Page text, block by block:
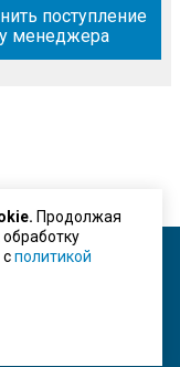
поступление
у менеджера
Продолжая
политикой